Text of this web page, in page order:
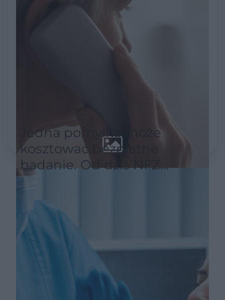
Jedna pomyłka może
kosztować bezpłatne
badanie. Od dziś NFZ
wymaga nowego sposobu
zapisów